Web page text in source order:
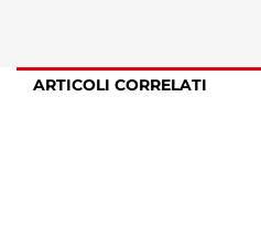
ARTICOLI CORRELATI